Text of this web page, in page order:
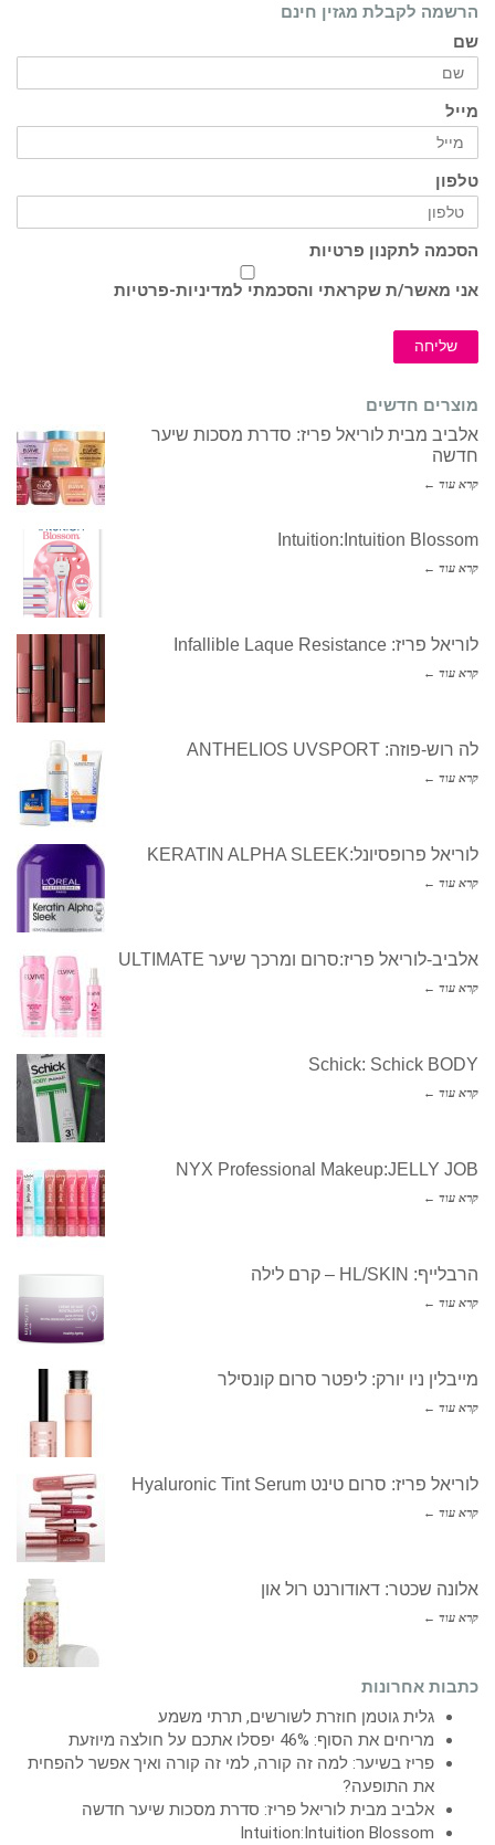
הרשמה לקבלת מגזין חינם
שם
מייל
טלפון
הסכמה לתקנון פרטיות
אני מאשר/ת שקראתי והסכמתי למדיניות-פרטיות
שליחה
מוצרים חדשים
אלביב מבית לוריאל פריז: סדרת מסכות שיער
חדשה
קרא עוד ←
Intuition:Intuition Blossom
קרא עוד ←
לוריאל פריז: Infallible Laque Resistance
קרא עוד ←
לה רוש-פוזה: ANTHELIOS UVSPORT
קרא עוד ←
לוריאל פרופסיונל:KERATIN ALPHA SLEEK
קרא עוד ←
אלביב-לוריאל פריז:סרום ומרכך שיער ULTIMATE
קרא עוד ←
Schick: Schick BODY
קרא עוד ←
NYX Professional Makeup:JELLY JOB
קרא עוד ←
הרבלייף: HL/SKIN – קרם לילה
קרא עוד ←
מייבלין ניו יורק: ליפטר סרום קונסילר
קרא עוד ←
לוריאל פריז: סרום טינט Hyaluronic Tint Serum
קרא עוד ←
אלונה שכטר: דאודורנט רול און
קרא עוד ←
כתבות אחרונות
גלית גוטמן חוזרת לשורשים, תרתי משמע
מריחים את הסוף: 46% יפסלו אתכם על חולצה מיוזעת
פריז בשיער: למה זה קורה, למי זה קורה ואיך אפשר להפחית
את התופעה?
אלביב מבית לוריאל פריז: סדרת מסכות שיער חדשה
Intuition:Intuition Blossom